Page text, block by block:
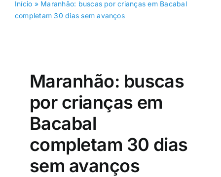
Início » Maranhão: buscas por crianças em Bacabal
completam 30 dias sem avanços
Maranhão: buscas
por crianças em
Bacabal
completam 30 dias
sem avanços